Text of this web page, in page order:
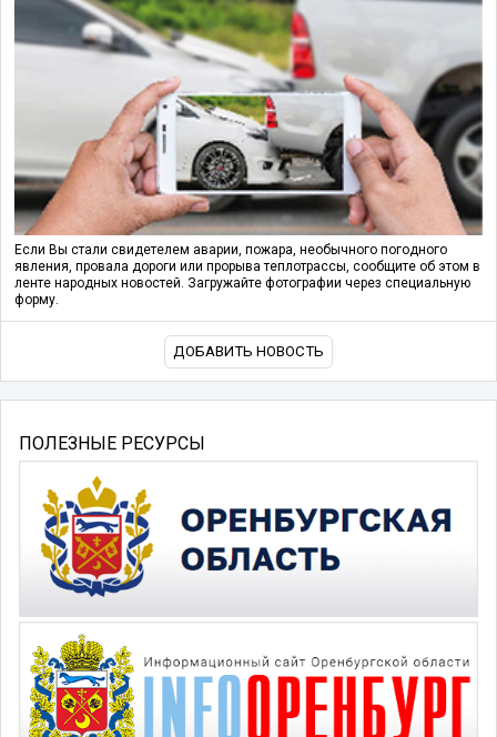
Если Вы стали свидетелем аварии, пожара, необычного погодного
явления, провала дороги или прорыва теплотрассы, сообщите об этом в
ленте народных новостей. Загружайте фотографии через специальную
форму.
ДОБАВИТЬ НОВОСТЬ
ПОЛЕЗНЫЕ РЕСУРСЫ